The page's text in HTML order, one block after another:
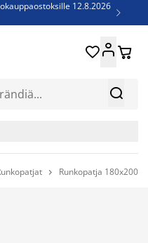
12.8.2026

jopa 60% 
 
 Runkopatja